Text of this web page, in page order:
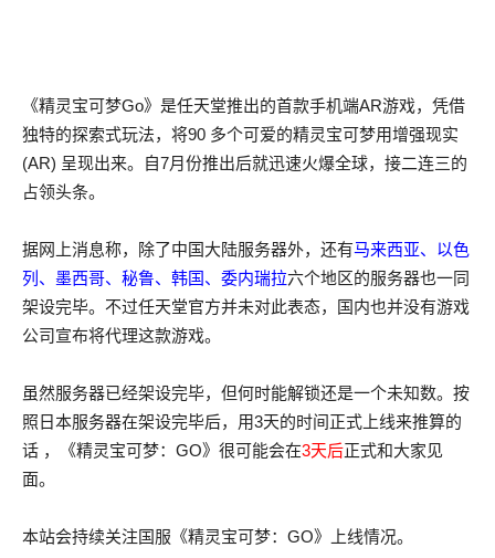
《精灵宝可梦Go》是任天堂推出的首款手机端AR游戏，凭借
独特的探索式玩法，将90 多个可爱的精灵宝可梦用增强现实
(AR) 呈现出来。自7月份推出后就迅速火爆全球，接二连三的
占领头条。
据网上消息称，除了中国大陆服务器外，还有马来西亚、以色
列、墨西哥、秘鲁、韩国、委内瑞拉六个地区的服务器也一同
架设完毕。不过任天堂官方并未对此表态，国内也并没有游戏
公司宣布将代理这款游戏。
虽然服务器已经架设完毕，但何时能解锁还是一个未知数。按
照日本服务器在架设完毕后，用3天的时间正式上线来推算的
话 ，《精灵宝可梦：GO》很可能会在3天后正式和大家见
面。
本站会持续关注国服《精灵宝可梦：GO》上线情况。